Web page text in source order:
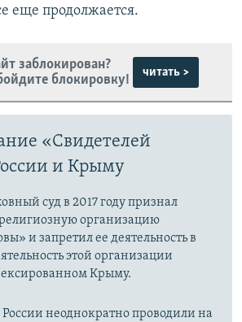
еще продолжается.
заблокирован?
блокировку!
читать >
«Свидетелей
и Крыму
суд в 2017 году признал
организацию
и запретил ее деятельность в
этой организации
Крыму.
неоднократно проводили на